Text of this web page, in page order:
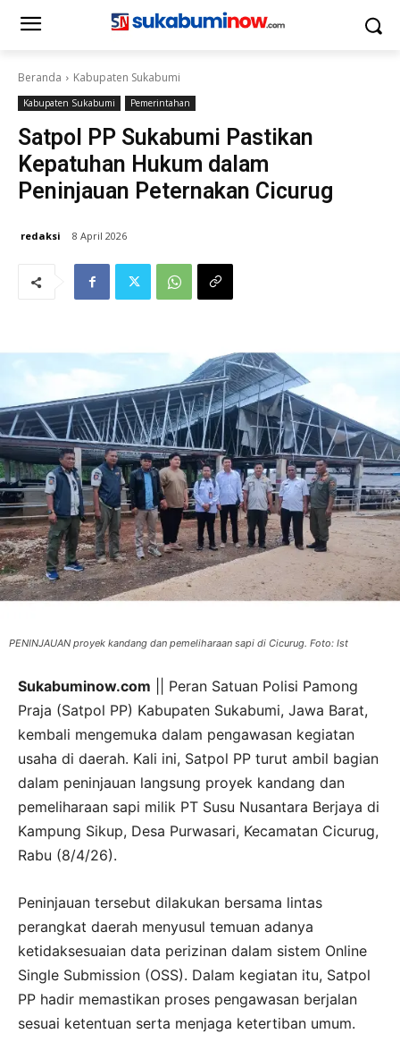
Beranda Kabupaten Sukabumi
Kabupaten Sukabumi Pemerintahan
Satpol PP Sukabumi Pastikan
Kepatuhan Hukum dalam
Peninjauan Peternakan Cicurug
redaksi 8 April 2026
PENINJAUAN proyek kandang dan pemeliharaan sapi di Cicurug. Foto: Ist
Sukabuminow.com || Peran Satuan Polisi Pamong
Praja (Satpol PP) Kabupaten Sukabumi, Jawa Barat,
kembali mengemuka dalam pengawasan kegiatan
usaha di daerah. Kali ini, Satpol PP turut ambil bagian
dalam peninjauan langsung proyek kandang dan
pemeliharaan sapi milik PT Susu Nusantara Berjaya di
Kampung Sikup, Desa Purwasari, Kecamatan Cicurug,
Rabu (8/4/26).
Peninjauan tersebut dilakukan bersama lintas
perangkat daerah menyusul temuan adanya
ketidaksesuaian data perizinan dalam sistem Online
Single Submission (OSS). Dalam kegiatan itu, Satpol
PP hadir memastikan proses pengawasan berjalan
sesuai ketentuan serta menjaga ketertiban umum.